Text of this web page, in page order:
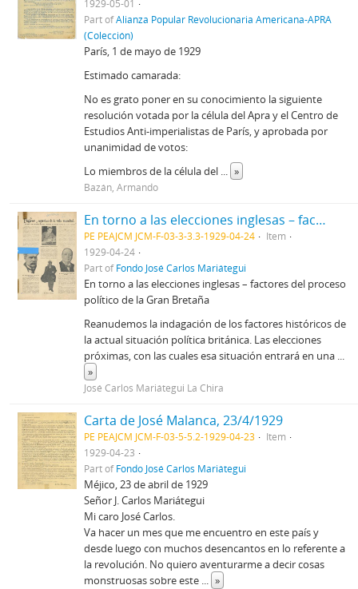
1929-05-01
Part ofAlianza Popular Revolucionaria Americana-APRA
(Colección)
París, 1 de mayo de 1929
Estimado camarada:
No es grato poner en su conocimiento la siguiente
resolución votada por la célula del Apra y el Centro de
Estudios Anti-imperialistas de París, y aprobada por
unanimidad de votos:
Lo miembros de la célula del ... »
Bazán, Armando
En torno a las elecciones inglesas – factores del proceso político de la Gran Bretaña [Recorte de prensa]
PE PEAJCM JCM-F-03-3-3.3-1929-04-24
Item
1929-04-24
Part ofFondo José Carlos Mariátegui
En torno a las elecciones inglesas – factores del proceso
político de la Gran Bretaña
Reanudemos la indagación de los factores históricos de
la actual situación política británica. Las elecciones
próximas, con las cuales esa situación entrará en una ...
»
José Carlos Mariátegui La Chira
Carta de José Malanca, 23/4/1929
PE PEAJCM JCM-F-03-5-5.2-1929-04-23
Item
1929-04-23
Part ofFondo José Carlos Mariátegui
Méjico, 23 de abril de 1929
Señor J. Carlos Mariátegui
Mi caro José Carlos.
Va hacer un mes que me encuentro en este país y
desde luego con muchos desencantos en lo referente a
la revolución. No quiero aventurarme a decir cosas
monstruosas sobre este ... »